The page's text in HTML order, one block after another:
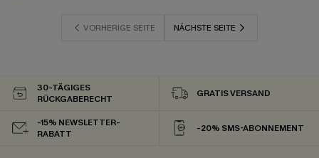
VORHERIGE SEITE NÄCHSTE SEITE
30-TÄGIGES
RÜCKGABERECHT
GRATIS VERSAND
-15% NEWSLETTER-
RABATT
-20% SMS-ABONNEMENT